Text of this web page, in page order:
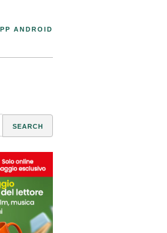
ANDROID